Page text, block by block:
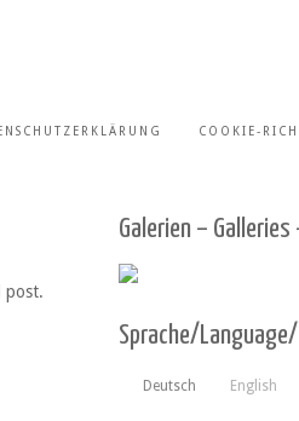
COOKIE-
post.
Galerien – Galleries
Sprache/
Deutsch English